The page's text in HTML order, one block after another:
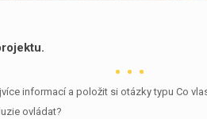
informací a položit si otázky typu Co
ovládat?